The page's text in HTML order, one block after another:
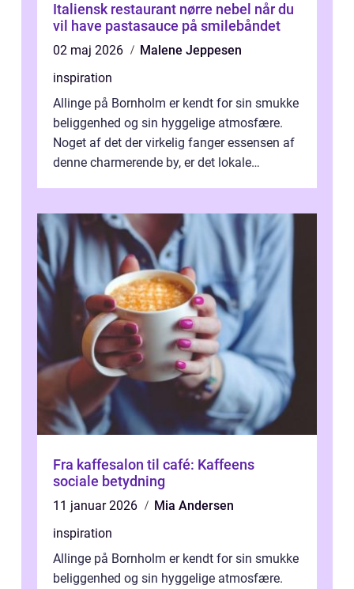
Italiensk restaurant nørre nebel når du
vil have pastasauce på smilebåndet
02 maj 2026
Malene Jeppesen
inspiration
Allinge på Bornholm er kendt for sin smukke
beliggenhed og sin hyggelige atmosfære.
Noget af det der virkelig fanger essensen af
denne charmerende by, er det lokale
Fra kaffesalon til café: Kaffeens
sociale betydning
11 januar 2026
Mia Andersen
inspiration
Allinge på Bornholm er kendt for sin smukke
beliggenhed og sin hyggelige atmosfære.